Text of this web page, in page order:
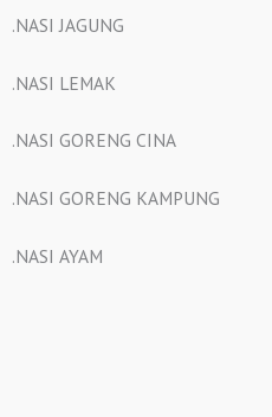
.NASI JAGUNG
.NASI LEMAK
.NASI GORENG CINA
.NASI GORENG KAMPUNG
.NASI AYAM